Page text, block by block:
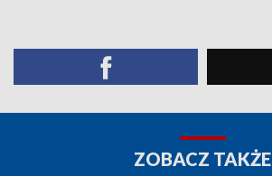
ZOBACZ TAKŻE